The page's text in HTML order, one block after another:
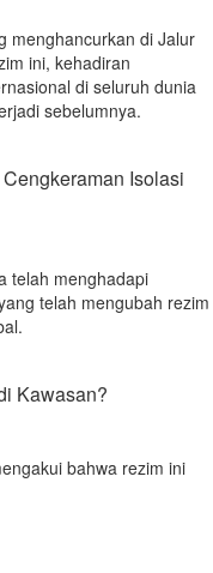
menghancurkan di Jalur
ini, kehadiran
di seluruh dunia
sebelumnya.
Isolasi
telah menghadapi
telah mengubah rezim
Kawasan?
bahwa rezim ini